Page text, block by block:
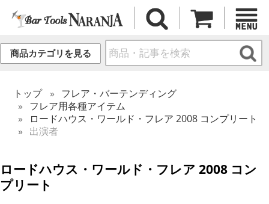
商品カテゴリを見る
トップ
フレア・バーテンディング
フレア用各種アイテム
ロードハウス・ワールド・フレア 2008 コンプリート
出演者
ロードハウス・ワールド・フレア 2008 コン
プリート